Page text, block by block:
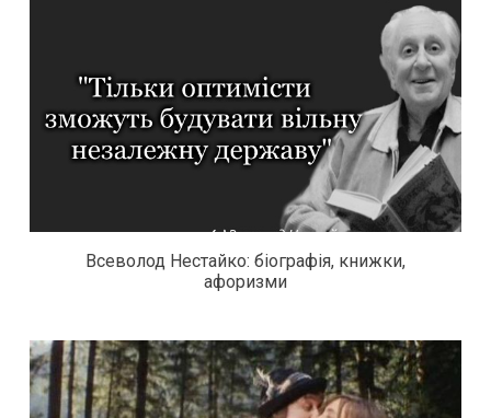
Всеволод Нестайко: біографія, книжки,
афоризми